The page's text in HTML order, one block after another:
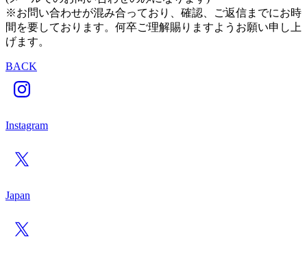
※お問い合わせが混み合っており、確認、ご返信までにお時
間を要しております。何卒ご理解賜りますようお願い申し上
げます。
BACK
Instagram
Japan